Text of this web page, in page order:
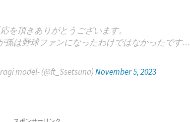
を頂きありがとうございます。
孫は野球ファンになったわけではなかったです…
model- (@ft_Ssetsuna)November 5, 2023